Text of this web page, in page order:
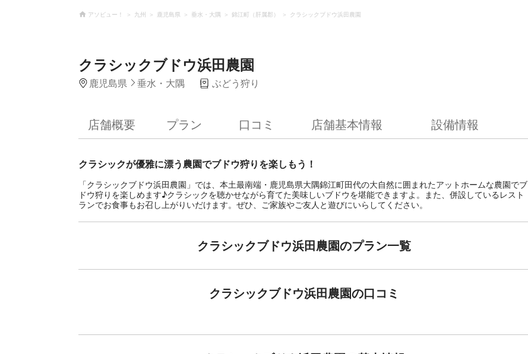
アソビュー！ 九州 鹿児島県 垂水・大隅 錦江町（肝属郡） クラシックブドウ浜田農園
クラシックブドウ浜田農園
鹿児島県 垂水・大隅 ぶどう狩り
店舗概要 プラン 口コミ 店舗基本情報 設備情報
クラシックが優雅に漂う農園でブドウ狩りを楽しもう！
「クラシックブドウ浜田農園」では、本土最南端・鹿児島県大隅錦江町田代の大自然に囲まれたアットホームな農園でブ
ドウ狩りを楽しめます♪クラシックを聴かせながら育てた美味しいブドウを堪能できますよ。また、併設しているレスト
ランでお食事もお召し上がりいだけます。ぜひ、ご家族やご友人と遊びにいらしてください。
クラシックブドウ浜田農園のプラン一覧
クラシックブドウ浜田農園の口コミ